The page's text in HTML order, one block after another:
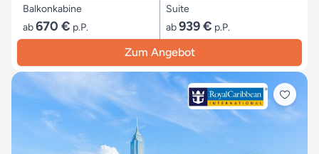
Balkonkabine
ab670 € p.P.
Suite
ab939 € p.P.
Zum Angebot